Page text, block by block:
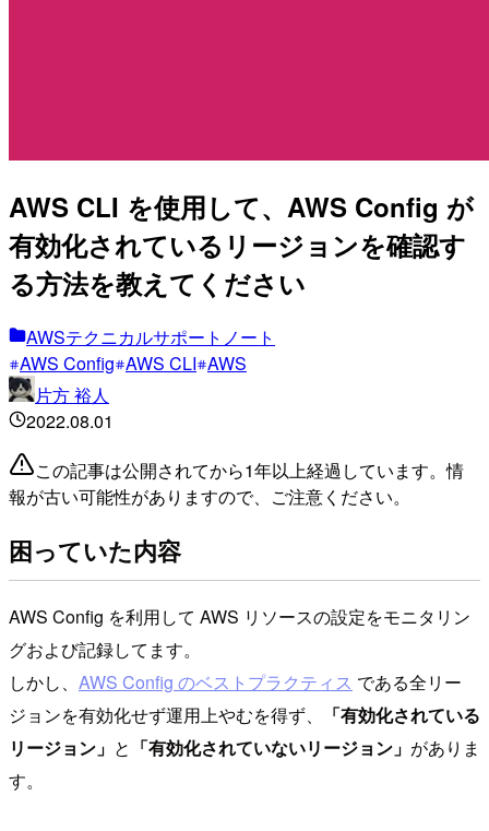
AWS CLI を使用して、AWS Config が
有効化されているリージョンを確認す
る方法を教えてください
AWSテクニカルサポートノート
AWS Config AWS CLI AWS
片方 裕人
2022.08.01
この記事は公開されてから1年以上経過しています。情
報が古い可能性がありますので、ご注意ください。
困っていた内容
AWS Config を利用して AWS リソースの設定をモニタリン
グおよび記録してます。
しかし、 AWS Config のベストプラクティス である全リー
ジョンを有効化せず運用上やむを得ず、
「有効化されている
リージョン」 と 「有効化されていないリージョン」 がありま
す。